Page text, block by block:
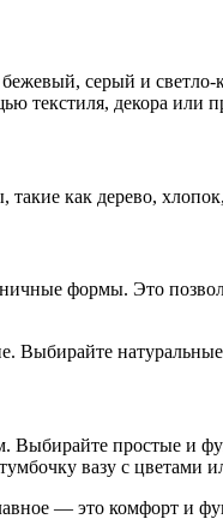
серый и светло-
текстиля, декора или
как дерево,
формы. Это
Выбирайте
простые и
вазу с цветами
— это комфорт и